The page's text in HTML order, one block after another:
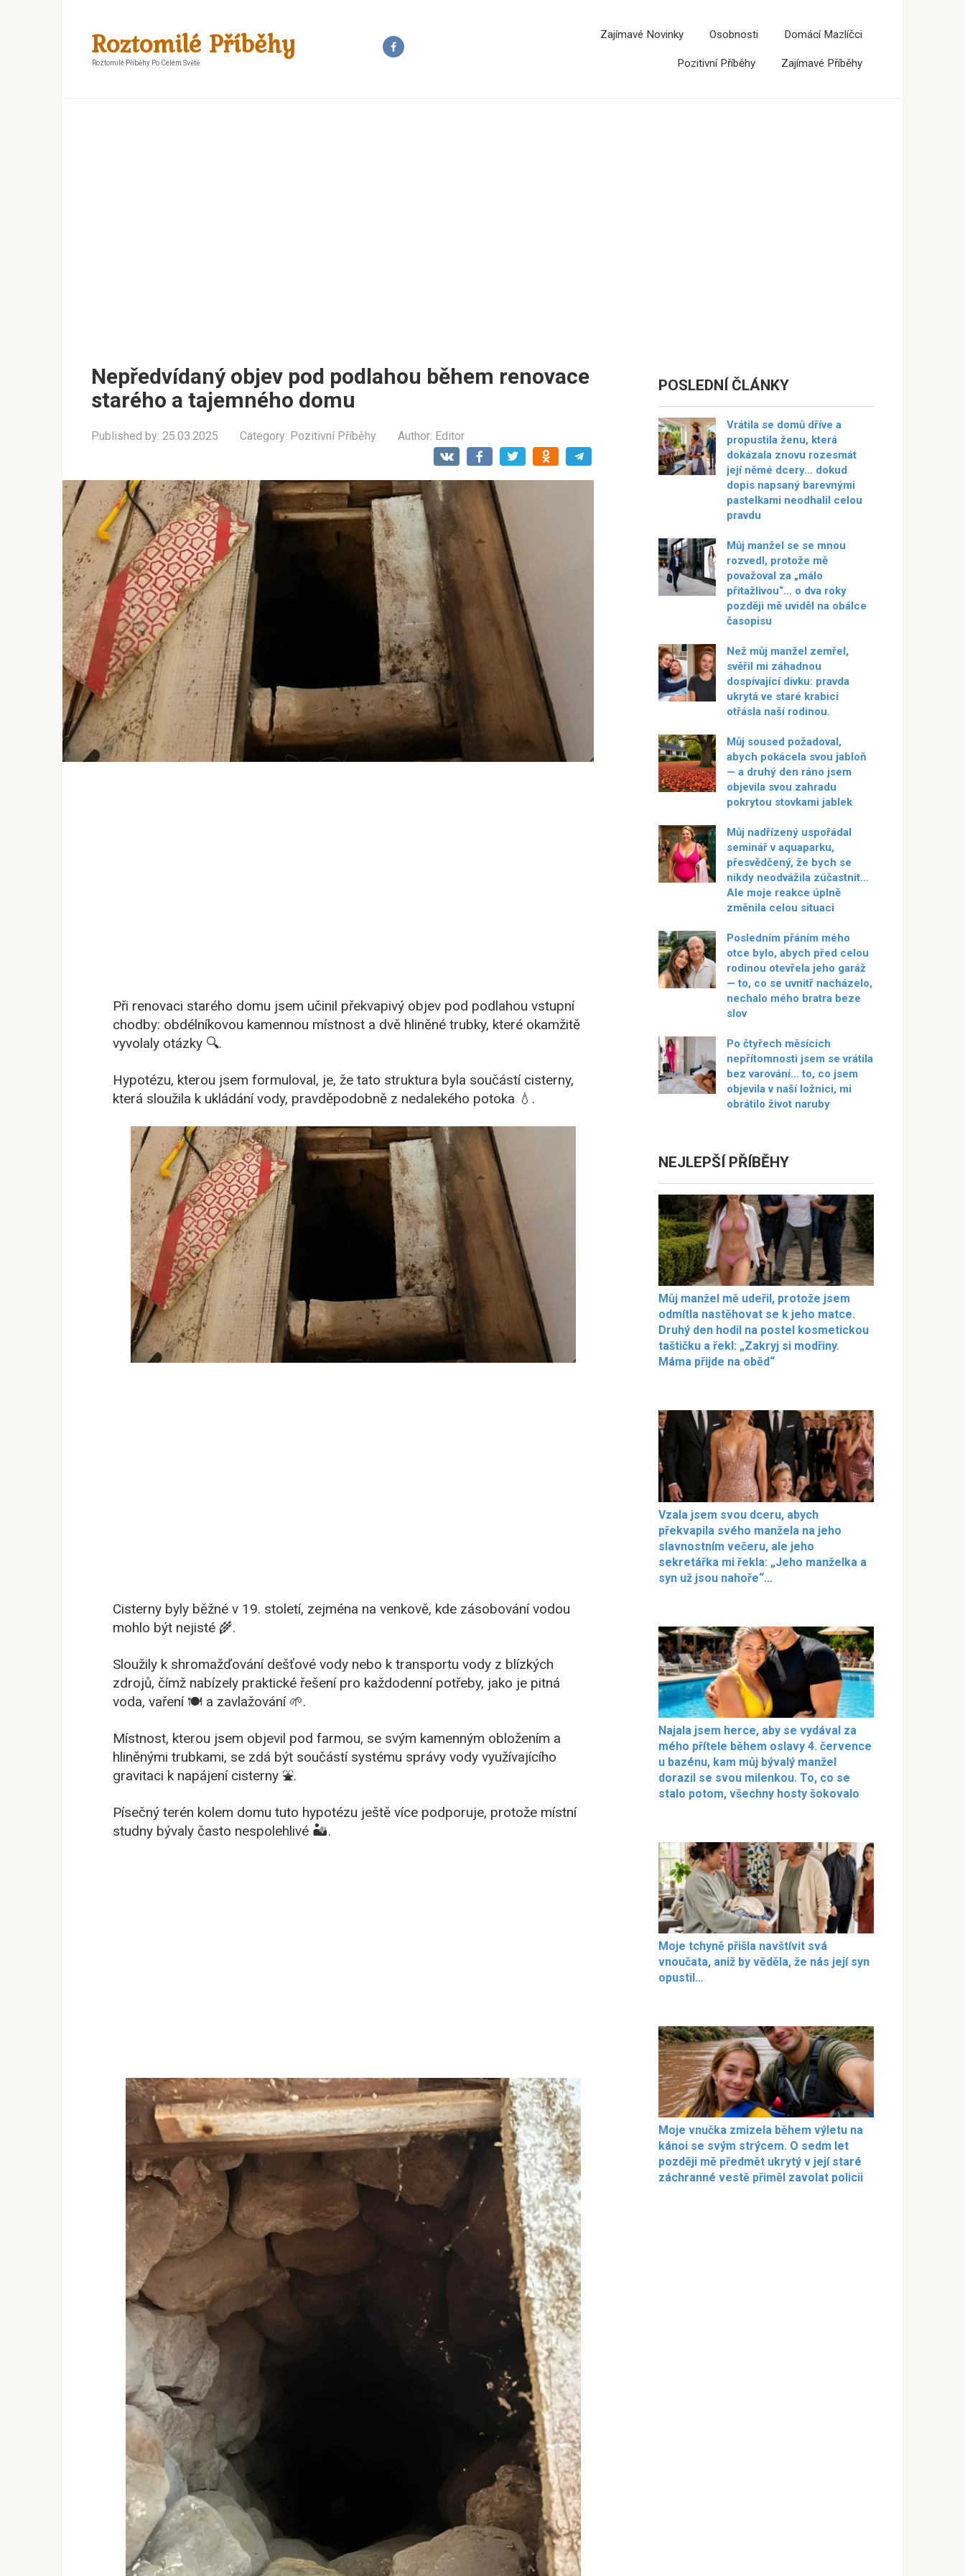
Roztomilé Příběhy
Roztomilé Příběhy Po Celém Světě
Zajímavé Novinky Osobnosti Domácí Mazlíčci
Pozitivní Příběhy Zajímavé Příběhy
Nepředvídaný objev pod podlahou během renovace
starého a tajemného domu
Published by: 25.03.2025 Category: Pozitivní Příběhy Author: Editor
Při renovaci starého domu jsem učinil překvapivý objev pod podlahou vstupní
chodby: obdélníkovou kamennou místnost a dvě hliněné trubky, které okamžitě
vyvolaly otázky 🔍.
Hypotézu, kterou jsem formuloval, je, že tato struktura byla součástí cisterny,
která sloužila k ukládání vody, pravděpodobně z nedalekého potoka 💧.
Cisterny byly běžné v 19. století, zejména na venkově, kde zásobování vodou
mohlo být nejisté 🌾.
Sloužily k shromažďování dešťové vody nebo k transportu vody z blízkých
zdrojů, čímž nabízely praktické řešení pro každodenní potřeby, jako je pitná
voda, vaření 🍽️ a zavlažování 🌱.
Místnost, kterou jsem objevil pod farmou, se svým kamenným obložením a
hliněnými trubkami, se zdá být součástí systému správy vody využívajícího
gravitaci k napájení cisterny ⛲.
Písečný terén kolem domu tuto hypotézu ještě více podporuje, protože místní
studny bývaly často nespolehlivé 🏜️.
POSLEDNÍ ČLÁNKY
Vrátila se domů dříve a
propustila ženu, která
dokázala znovu rozesmát
její němé dcery… dokud
dopis napsaný barevnými
pastelkami neodhalil celou
pravdu
Můj manžel se se mnou
rozvedl, protože mě
považoval za „málo
přitažlivou“… o dva roky
později mě uviděl na obálce
časopisu
Než můj manžel zemřel,
svěřil mi záhadnou
dospívající dívku: pravda
ukrytá ve staré krabici
otřásla naší rodinou.
Můj soused požadoval,
abych pokácela svou jabloň
— a druhý den ráno jsem
objevila svou zahradu
pokrytou stovkami jablek
Můj nadřízený uspořádal
seminář v aquaparku,
přesvědčený, že bych se
nikdy neodvážila zúčastnit…
Ale moje reakce úplně
změnila celou situaci
Posledním přáním mého
otce bylo, abych před celou
rodinou otevřela jeho garáž
— to, co se uvnitř nacházelo,
nechalo mého bratra beze
slov
Po čtyřech měsících
nepřítomnosti jsem se vrátila
bez varování… to, co jsem
objevila v naší ložnici, mi
obrátilo život naruby
NEJLEPŠÍ PŘÍBĚHY
Můj manžel mě udeřil, protože jsem
odmítla nastěhovat se k jeho matce.
Druhý den hodil na postel kosmetickou
taštičku a řekl: „Zakryj si modřiny.
Máma přijde na oběd“
Vzala jsem svou dceru, abych
překvapila svého manžela na jeho
slavnostním večeru, ale jeho
sekretářka mi řekla: „Jeho manželka a
syn už jsou nahoře“…
Najala jsem herce, aby se vydával za
mého přítele během oslavy 4. července
u bazénu, kam můj bývalý manžel
dorazil se svou milenkou. To, co se
stalo potom, všechny hosty šokovalo
Moje tchyně přišla navštívit svá
vnoučata, aniž by věděla, že nás její syn
opustil…
Moje vnučka zmizela během výletu na
kánoi se svým strýcem. O sedm let
později mě předmět ukrytý v její staré
záchranné vestě přiměl zavolat policii